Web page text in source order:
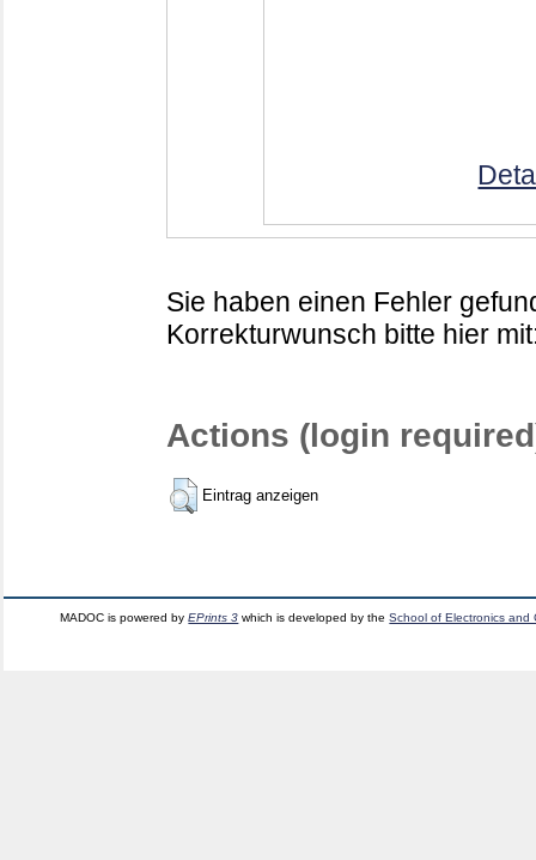
Sie haben einen Fehler
Korrekturwunsch bitte hier
Actions (login
Eintrag anzeigen
MADOC is powered byEPrints 3 which is developed by theSchool of Electronics and